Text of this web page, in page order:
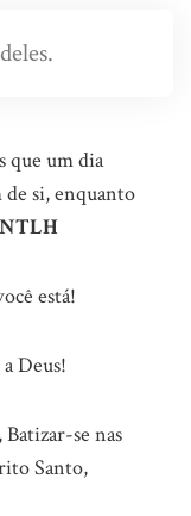
que um dia
de si, enquanto
NTLH
está!
Deus!
se nas
Santo,